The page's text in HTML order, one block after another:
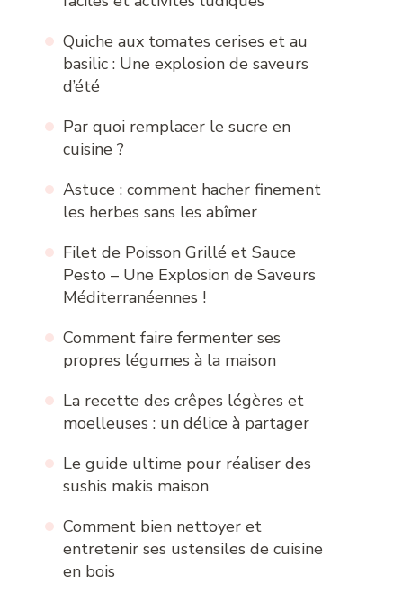
Quiche aux tomates cerises et au
basilic : Une explosion de saveurs
d’été
Par quoi remplacer le sucre en
cuisine ?
Astuce : comment hacher finement
les herbes sans les abîmer
Filet de Poisson Grillé et Sauce
Pesto – Une Explosion de Saveurs
Méditerranéennes !
Comment faire fermenter ses
propres légumes à la maison
La recette des crêpes légères et
moelleuses : un délice à partager
Le guide ultime pour réaliser des
sushis makis maison
Comment bien nettoyer et
entretenir ses ustensiles de cuisine
en bois